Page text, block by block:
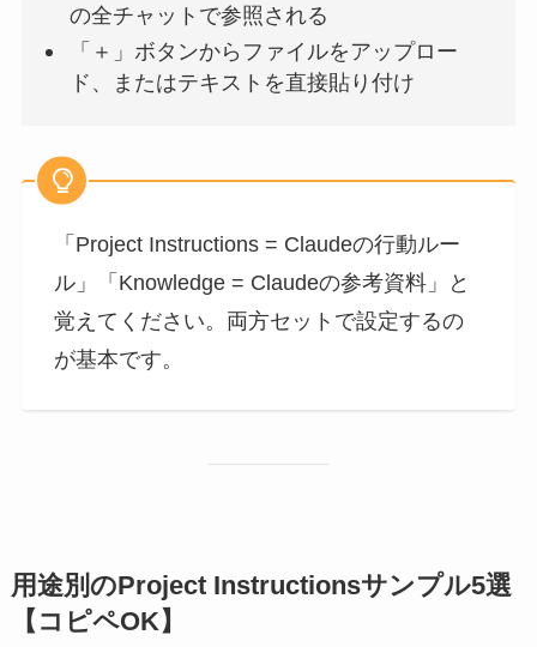
の全チャットで参照される
「＋」ボタンからファイルをアップロー
ド、またはテキストを直接貼り付け
「Project Instructions = Claudeの行動ルー
ル」「Knowledge = Claudeの参考資料」と
覚えてください。両方セットで設定するの
が基本です。
用途別のProject Instructionsサンプル5選
【コピペOK】